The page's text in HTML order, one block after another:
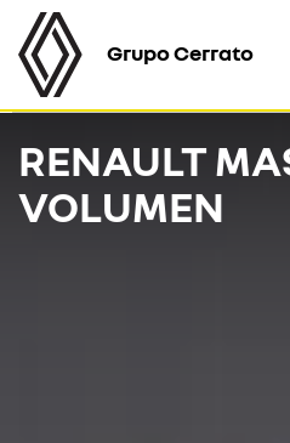
Grupo Cerrato
RENAULT
VOLUMEN